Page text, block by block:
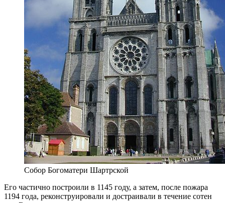
Собор Богоматери Шартрской
Его частично построили в 1145 году, а затем, после пожара
1194 года, реконструировали и достраивали в течение сотен